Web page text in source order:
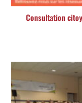
Consultation